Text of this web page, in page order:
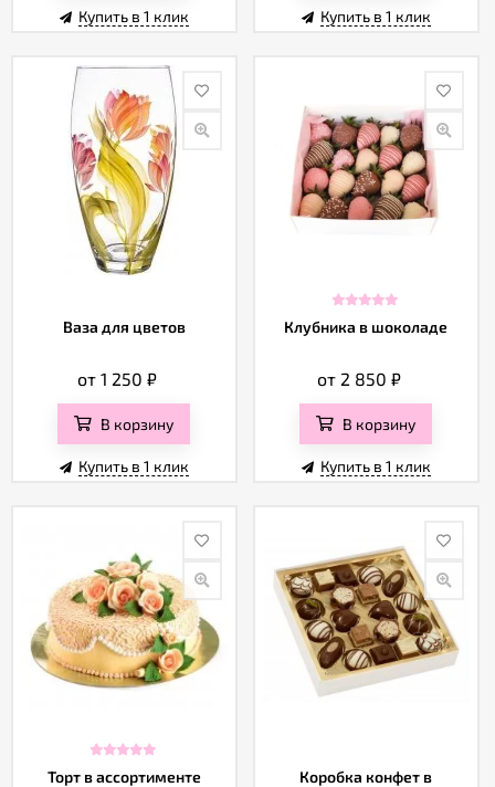
Купить в 1 клик Купить в 1 клик
Ваза для цветов
от 1 250₽
В корзину
Купить в 1 клик
Клубника в шоколаде
от 2 850₽
В корзину
Купить в 1 клик
Торт в ассортименте
Коробка конфет в